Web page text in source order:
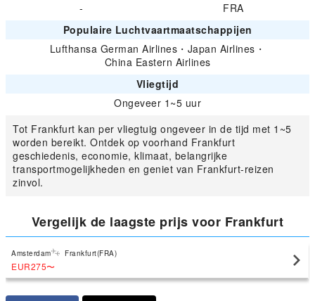
-
FRA
Populaire Luchtvaartmaatschappijen
Lufthansa German Airlines ・ Japan Airlines ・
China Eastern Airlines
Vliegtijd
Ongeveer 1~5 uur
Tot Frankfurt kan per vliegtuig ongeveer in de tijd met 1~5
worden bereikt. Ontdek op voorhand Frankfurt
geschiedenis, economie, klimaat, belangrijke
transportmogelijkheden en geniet van Frankfurt-reizen
zinvol.
Vergelijk de laagste prijs voor Frankfurt
Amsterdam Frankfurt(FRA)
EUR275〜